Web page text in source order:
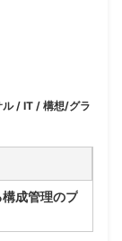
ル / IT / 構想/グラ
成管理のプ
り複数の構